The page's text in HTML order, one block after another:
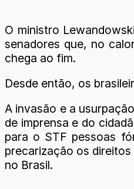
O ministro
senadores que, no
chega ao fim.
Desde então, os
A invasão e a
de imprensa e do
para o STF pessoas
precarização os
no Brasil.